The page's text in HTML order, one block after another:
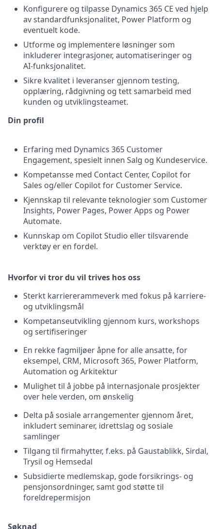
Konfigurere og tilpasse Dynamics 365 CE ved hjelp
av standardfunksjonalitet, Power Platform og
eventuelt kode.
Utforme og implementere løsninger som
inkluderer integrasjoner, automatiseringer og
AI‑funksjonalitet.
Sikre kvalitet i leveranser gjennom testing,
opplæring, rådgivning og tett samarbeid med
kunden og utviklingsteamet.
Din profil
Erfaring med Dynamics 365 Customer
Engagement, spesielt innen Salg og Kundeservice.
Kompetansse med Contact Center, Copilot for
Sales og/eller Copilot for Customer Service.
Kjennskap til relevante teknologier som Customer
Insights, Power Pages, Power Apps og Power
Automate.
Kunnskap om Copilot Studio eller tilsvarende
verktøy er en fordel.
Hvorfor vi tror du vil trives hos oss
Sterkt karriererammeverk med fokus på karriere-
og utviklingsmål
Kompetanseutvikling gjennom kurs, workshops
og sertifiseringer
En rekke fagmiljøer åpne for alle ansatte, for
eksempel, CRM, Microsoft 365, Power Platform,
Automation og Arkitektur
Mulighet til å jobbe på internasjonale prosjekter
over hele verden, om ønskelig
Delta på sosiale arrangementer gjennom året,
inkludert seminarer, idrettslag og sosiale
samlinger
Tilgang til firmahytter, f.eks. på Gaustablikk, Sirdal,
Trysil og Hemsedal
Subsidierte medlemskap, gode forsikrings- og
pensjonsordninger, samt god støtte til
foreldrepermisjon
Søknad